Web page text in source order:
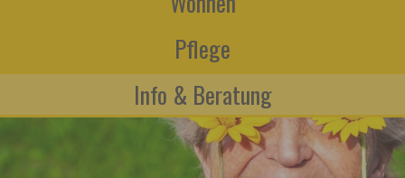
Pflege
Info & Beratung